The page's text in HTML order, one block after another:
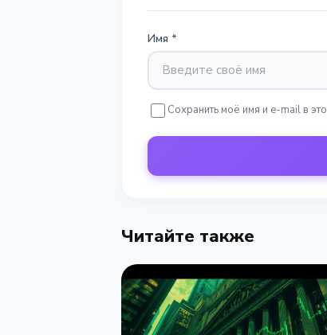
Имя *
Сохранить моё имя и e-mail в
Читайте также